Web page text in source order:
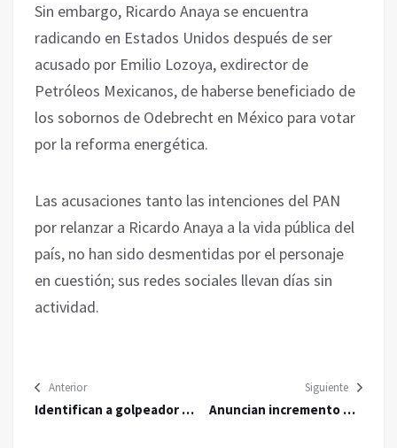
Sin embargo, Ricardo Anaya se encuentra
radicando en Estados Unidos después de ser
acusado por Emilio Lozoya, exdirector de
Petróleos Mexicanos, de haberse beneficiado de
los sobornos de Odebrecht en México para votar
por la reforma energética.
Las acusaciones tanto las intenciones del PAN
por relanzar a Ricardo Anaya a la vida pública del
país, no han sido desmentidas por el personaje
en cuestión; sus redes sociales llevan días sin
actividad.
Anterior
Identifican a golpeador de
Siguiente
Anuncian incremento del